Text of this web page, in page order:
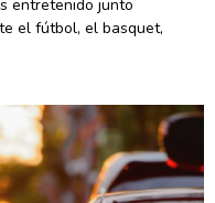
entretenido junto
el fútbol, el basquet,